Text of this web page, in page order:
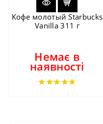
Кофе молотый Starbucks
Vanilla 311 г
Немає в
наявності